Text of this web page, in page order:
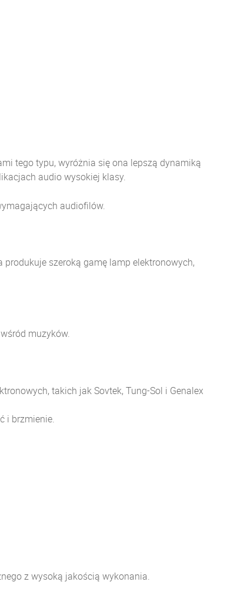
tego typu, wyróżnia się ona lepszą dynamiką
audio wysokiej klasy.
audiofilów.
szeroką gamę lamp elektronowych,
muzyków.
takich jak Sovtek, Tung-Sol i Genalex
i brzmienie.
z wysoką jakością wykonania.